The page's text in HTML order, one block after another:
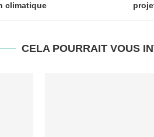
climatique
CELA POURRAIT VOUS